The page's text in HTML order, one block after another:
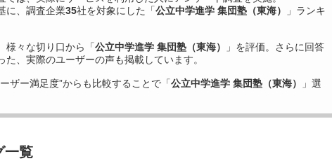
に、調査企業35社を対象にした「公立中学進学 集団塾（東海）
」ランキ
様々な切り口から「公立中学進学 集団塾（東海）
」を評価。さらに回答
た、実際のユーザーの声も掲載しています。
ザー満足度”からも比較することで「公立中学進学 集団塾（東海）
」選
一覧